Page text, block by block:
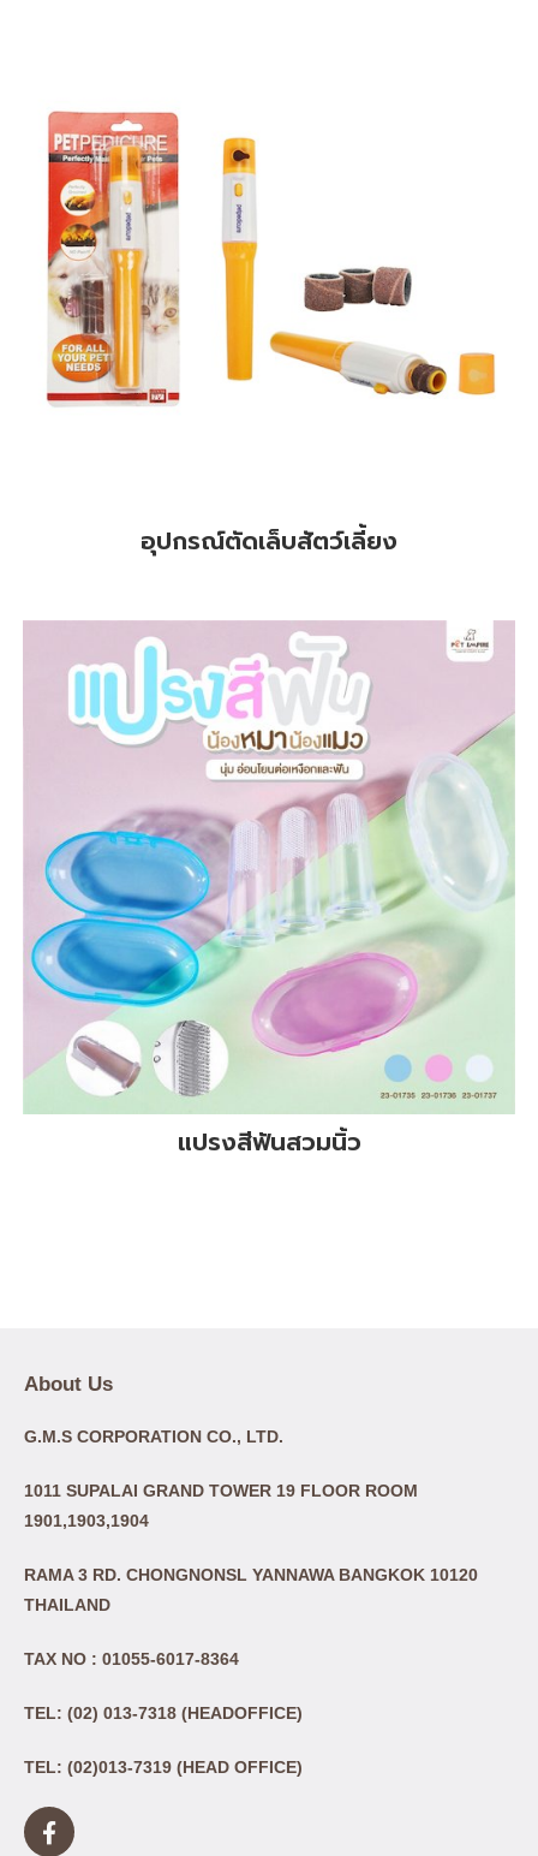
อุปกรณ์ตัดเล็บสัตว์เลี้ยง
แปรงสีฟันสวมนิ้ว
About Us
G.M.S CORPORATION CO., LTD.
1011 SUPALAI GRAND TOWER 19 FLOOR ROOM
1901,1903,1904
RAMA 3 RD. CHONGNONSL YANNAWA BANGKOK 10120
THAILAND
TAX NO : 01055-6017-8364
TEL: (02) 013-7318 (HEADOFFICE)
TEL: (02)013-7319 (HEAD OFFICE)